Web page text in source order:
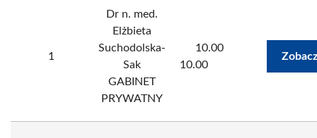
1
Dr n. med.
Elżbieta
Suchodolska-
Sak
GABINET
PRYWATNY
10.00
10.00